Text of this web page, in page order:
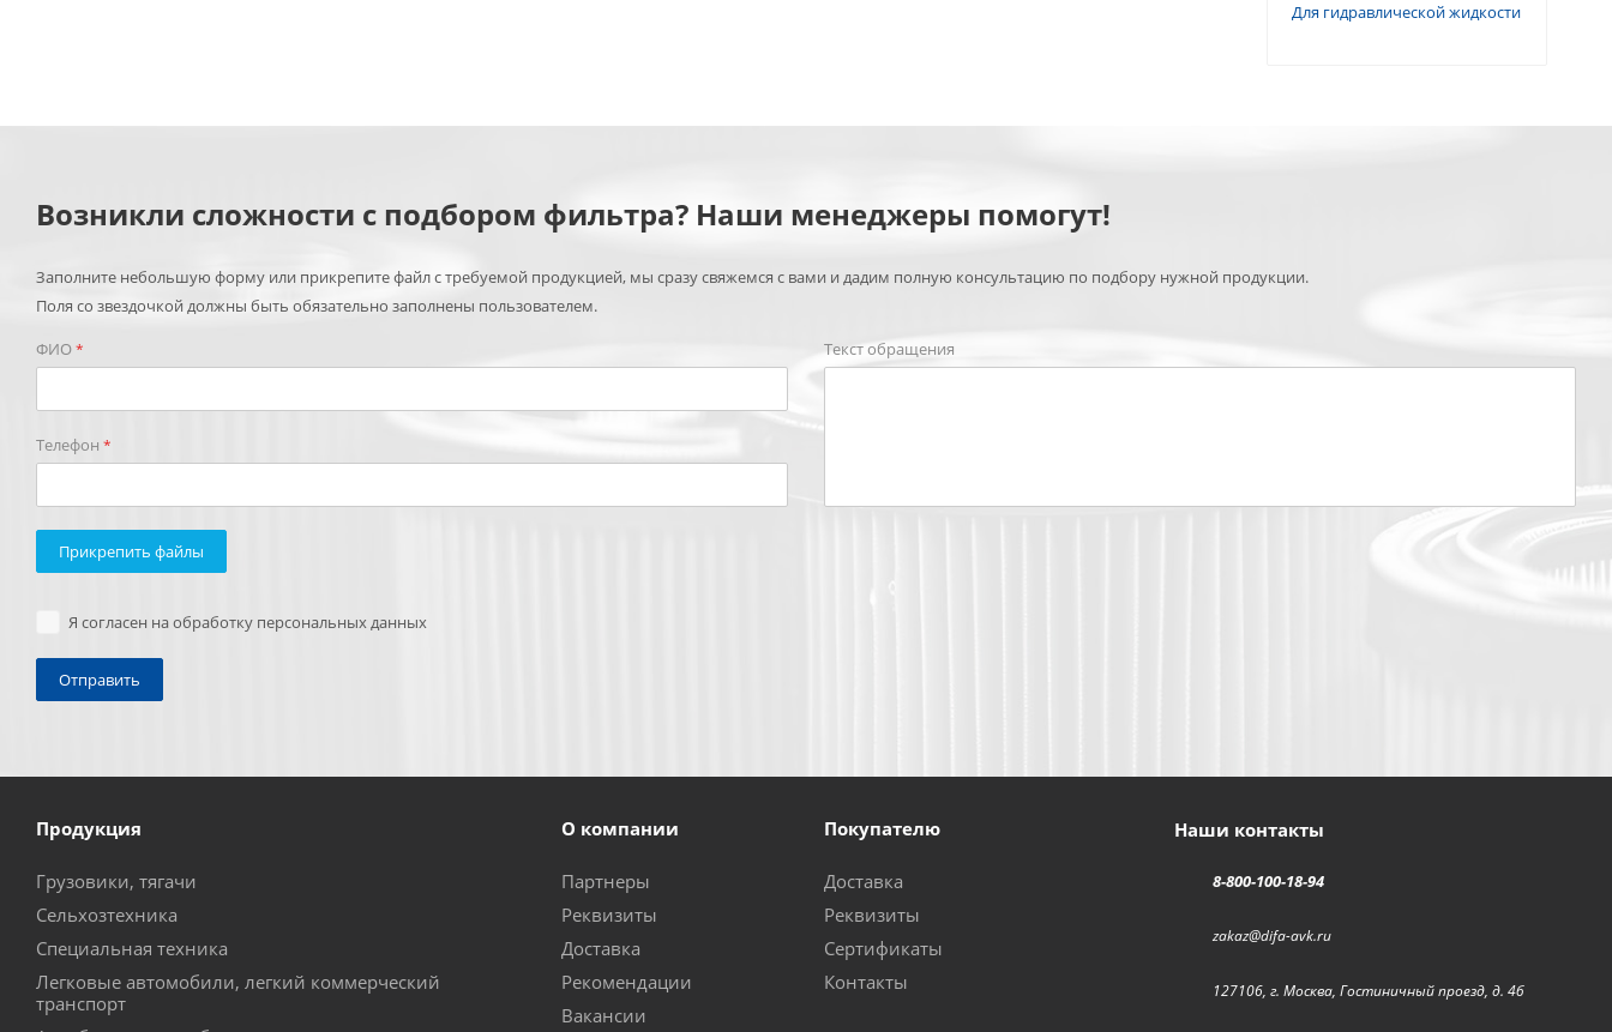
Для гидравлической жидкости
Возникли сложности с подбором фильтра? Наши менеджеры помогут!
Заполните небольшую форму или прикрепите файл с требуемой продукцией, мы сразу свяжемся с вами и дадим полную консультацию по подбору нужной продукции.
Поля со звездочкой должны быть обязательно заполнены пользователем.
ФИО*
Телефон *
Текст обращения
Прикрепить файлы
Я согласен на обработку персональных данных
Продукция
Грузовики, тягачи
Сельхозтехника
Специальная техника
Легковые автомобили, легкий коммерческий
транспорт
О компании
Партнеры
Реквизиты
Доставка
Рекомендации
Вакансии
Покупателю
Доставка
Реквизиты
Сертификаты
Контакты
Наши контакты
8-800-100-18-94
zakaz@difa-avk.ru
127106, г. Москва, Гостиничный проезд, д. 4б